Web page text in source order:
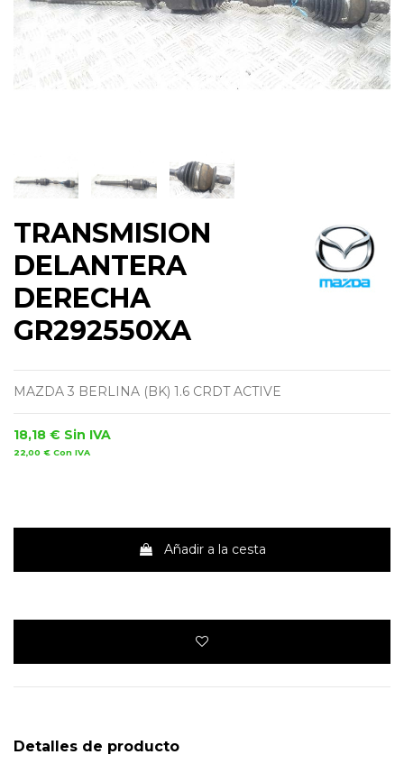
TRANSMISION
DELANTERA
DERECHA
GR292550XA
MAZDA 3 BERLINA (BK) 1.6 CRDT ACTIVE
18,18 € Sin IVA
22,00 € Con IVA
Añadir a la cesta
Detalles de producto